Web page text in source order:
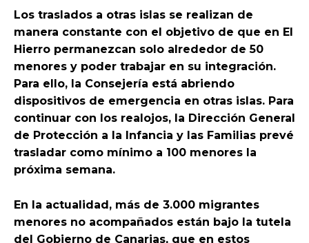
Los traslados a otras islas se realizan de
manera constante con el objetivo de que en El
Hierro permanezcan solo alrededor de 50
menores y poder trabajar en su integración.
Para ello, la Consejería está abriendo
dispositivos de emergencia en otras islas. Para
continuar con los realojos, la Dirección General
de Protección a la Infancia y las Familias prevé
trasladar como mínimo a 100 menores la
próxima semana.
En la actualidad, más de 3.000 migrantes
menores no acompañados están bajo la tutela
del Gobierno de Canarias, que en estos